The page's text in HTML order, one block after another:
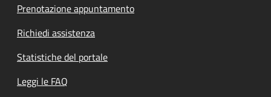
Prenotazione appuntamento
Richiedi assistenza
Statistiche del portale
Leggi le FAQ